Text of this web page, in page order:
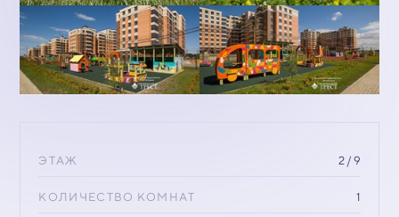
ЭТАЖ 2 / 9
КОЛИЧЕСТВО КОМНАТ 1